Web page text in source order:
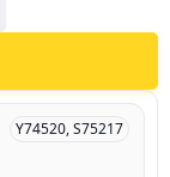
Y74520, S75217